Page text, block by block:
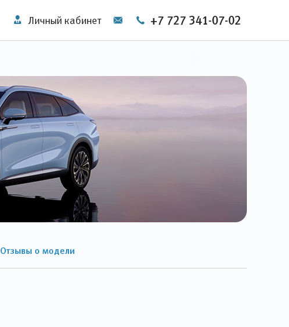
Личный кабинет +7 727 341-07-02
Отзывы о модели